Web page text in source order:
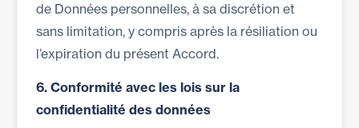
de Données personnelles, à sa discrétion et
sans limitation, y compris après la résiliation ou
l’expiration du présent Accord.
6. Conformité avec les lois sur la
confidentialité des données